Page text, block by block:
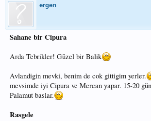
ergen
Sahane bir Cipura
Arda Tebrikler! Güzel bir Balik
Avlandigin mevki, benim de cok gittigim yerler.
mevsimde iyi Cipura ve Mercan yapar. 15-20
Palamut baslar.
Rasgele